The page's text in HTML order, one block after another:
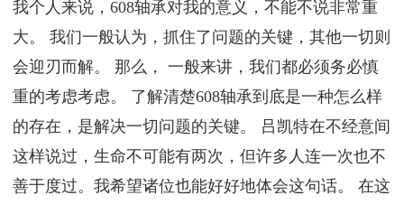
我个人来说，608轴承对我的意义，不能不说非常重
大。 我们一般认为，抓住了问题的关键，其他一切则
会迎刃而解。 那么， 一般来讲，我们都必须务必慎
重的考虑考虑。 了解清楚608轴承到底是一种怎么样
的存在，是解决一切问题的关键。 吕凯特在不经意间
这样说过，生命不可能有两次，但许多人连一次也不
善于度过。我希望诸位也能好好地体会这句话。 在这